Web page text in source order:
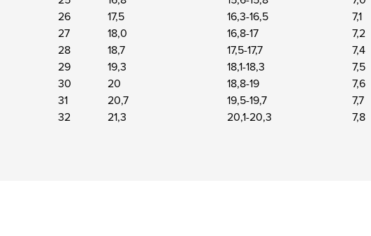
26
17,5 16,3-16,5
7,1
27
18,0 16,8-17
7,2
28
18,7 17,5-17,7
7,4
29
19,3 18,1-18,3
7,5
30
20 18,8-19
7,6
31
20,7 19,5-19,7
7,7
32
21,3 20,1-20,3 7,8